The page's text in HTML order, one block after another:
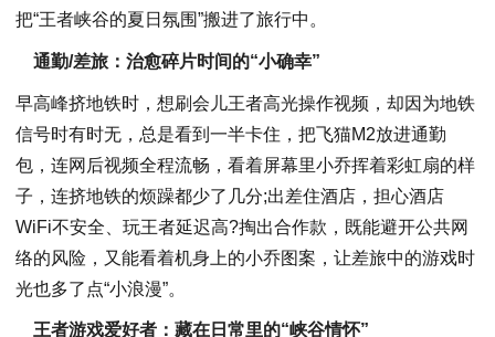
把“王者峡谷的夏日氛围”搬进了旅行中。
通勤/差旅：治愈碎片时间的“小确幸”
早高峰挤地铁时，想刷会儿王者高光操作视频，却因为地铁
信号时有时无，总是看到一半卡住，把飞猫M2放进通勤
包，连网后视频全程流畅，看着屏幕里小乔挥着彩虹扇的样
子，连挤地铁的烦躁都少了几分;出差住酒店，担心酒店
WiFi不安全、玩王者延迟高?掏出合作款，既能避开公共网
络的风险，又能看着机身上的小乔图案，让差旅中的游戏时
光也多了点“小浪漫”。
王者游戏爱好者：藏在日常里的“峡谷情怀”